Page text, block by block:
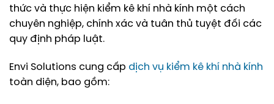
thức và thực hiện kiểm kê khí nhà kính một cách
chuyên nghiệp, chính xác và tuân thủ tuyệt đối các
quy định pháp luật.
Envi Solutions cung cấp dịch vụ kiểm kê khí nhà kính
toàn diện, bao gồm: